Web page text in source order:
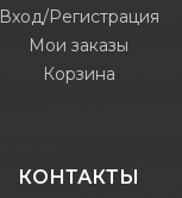
Вход/Регистрация
Мои заказы
Корзина
КОНТАКТЫ